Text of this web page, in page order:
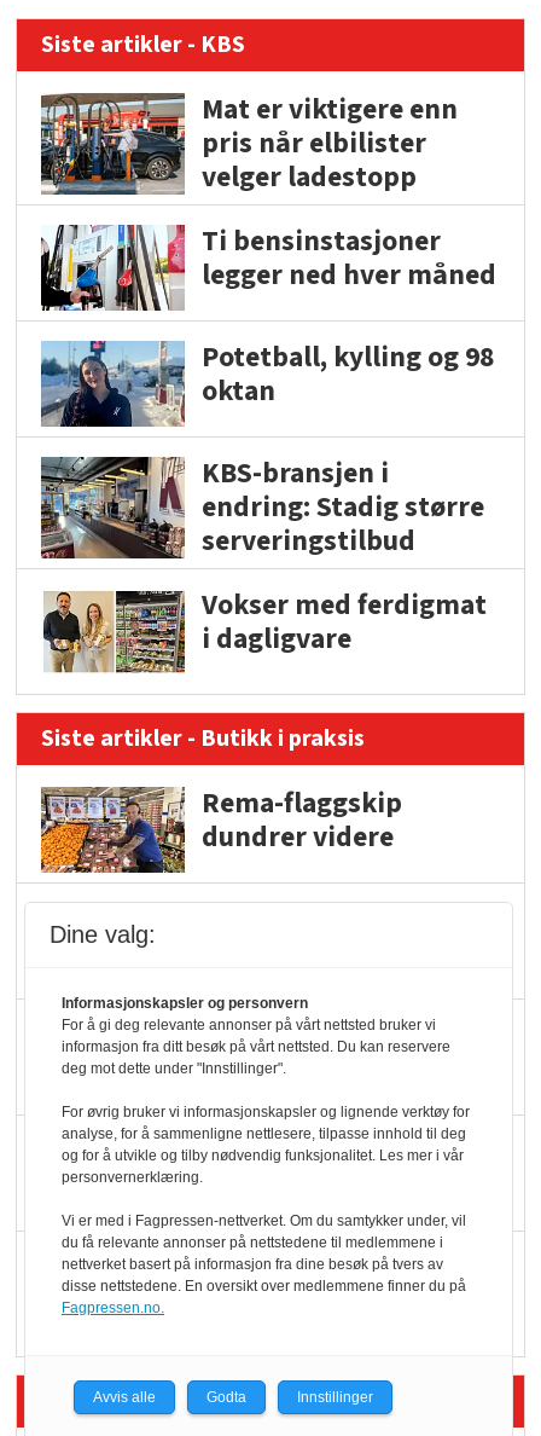
Siste artikler - KBS
Mat er viktigere enn
pris når elbilister
velger ladestopp
Ti bensinstasjoner
legger ned hver måned
Potetball, kylling og 98
oktan
KBS-bransjen i
endring: Stadig større
serveringstilbud
Vokser med ferdigmat
i dagligvare
Siste artikler - Butikk i praksis
Rema-flaggskip
dundrer videre
Færre varer, men fulle
hyller
KI lager mat i butikken
Q passerte 1 milliard i
Rema i 2025
Siste artikler - Økologisk
Dine valg:
Informasjonskapsler og personvern
For å gi deg relevante annonser på vårt nettsted bruker vi
informasjon fra ditt besøk på vårt nettsted. Du kan reservere
deg mot dette under "Innstillinger".
For øvrig bruker vi informasjonskapsler og lignende verktøy for
analyse, for å sammenligne nettlesere, tilpasse innhold til deg
og for å utvikle og tilby nødvendig funksjonalitet. Les mer i vår
personvernerklæring.
Vi er med i Fagpressen-nettverket. Om du samtykker under, vil
du få relevante annonser på nettstedene til medlemmene i
nettverket basert på informasjon fra dine besøk på tvers av
disse nettstedene. En oversikt over medlemmene finner du på
Fagpressen.no.
Avvis alle Godta Innstillinger